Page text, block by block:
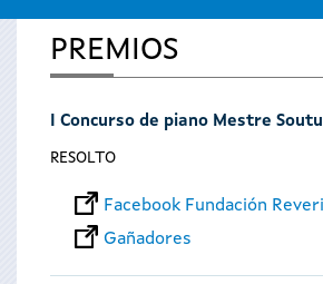
Vostede
está
aquí
PREMIOS
I Concurso de piano Mestre
RESOLTO
Facebook Fundación
Gañadores